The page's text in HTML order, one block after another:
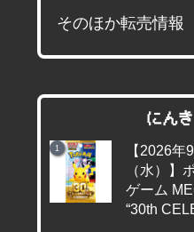
そのほか転売情報
にんき
【2026年
（水）】
ゲーム
“30th